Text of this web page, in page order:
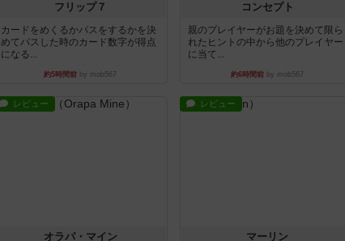
フリップ７
カードをめくるかパスをするかを決
めてパスした時のカード数字が得点
になる...
約5時間前 by mob567
コンセプト
親のプレイヤーがお題を決めて限ら
れたヒントの中から他のプレイヤー
に当て...
約6時間前 by mob567
レビュー
オラパ・マイン
レビュー
マーリン